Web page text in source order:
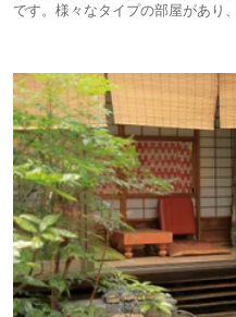
です。様々なタイプの部屋があり